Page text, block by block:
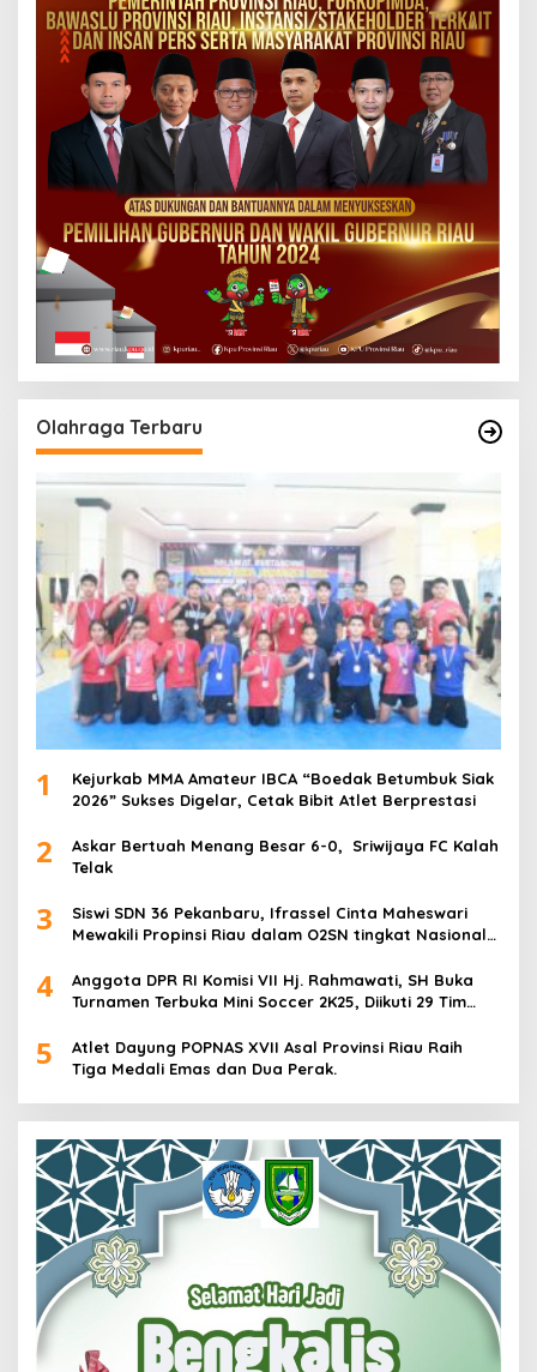
Olahraga Terbaru
1
Kejurkab MMA Amateur IBCA “Boedak Betumbuk Siak
2026” Sukses Digelar, Cetak Bibit Atlet Berprestasi
2
Askar Bertuah Menang Besar 6-0, Sriwijaya FC Kalah
Telak
3
Siswi SDN 36 Pekanbaru, Ifrassel Cinta Maheswari
Mewakili Propinsi Riau dalam O2SN tingkat Nasional
4
Anggota DPR RI Komisi VII Hj. Rahmawati, SH Buka
Turnamen Terbuka Mini Soccer 2K25, Diikuti 29 Tim
5
Atlet Dayung POPNAS XVII Asal Provinsi Riau Raih
Tiga Medali Emas dan Dua Perak.